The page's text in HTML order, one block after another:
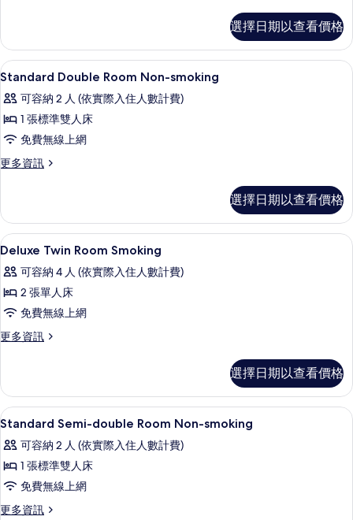
有
相
片
Room
Smoking
的
情
選擇日期以查看價格
顯
示
Standard
Double
Room
Non-
所
有
相
片
書桌、遮光布/窗簾、熨斗/熨衣板、免
1
Standard Double Room Non-smoking
可容納 2 人 (依實際入住人數計費)
1 張標準雙人床
免費無線上網
更多資訊
更
Room
Non-
smoking
詳
情
選擇日期以查看價格
顯
示
Deluxe
Twin
Room
Smoking
有
相
片
書桌、遮光布/窗簾、熨斗/熨衣板、免
2
Deluxe Twin Room Smoking
可容納 4 人 (依實際入住人數計費)
2 張單人床
免費無線上網
更多資訊
更
Room
Smoking
的
情
選擇日期以查看價格
顯
示
Standard
Semi-
double
Room
書桌、遮光布/窗簾、熨斗/熨衣板、免
1
Standard Semi-double Room Non-smoking
可容納 2 人 (依實際入住人數計費)
1 張標準雙人床
免費無線上網
更多資訊
更